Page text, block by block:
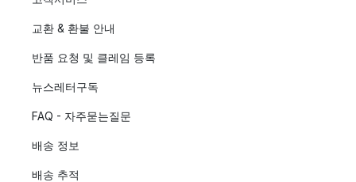
교환 & 환불 안내
반품 요청 및 클레임 등록
뉴스레터구독
FAQ - 자주묻는질문
배송 정보
배송 추적